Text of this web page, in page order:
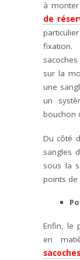
à
de
sur la
une
un
bouchon
Du côté
sangles
sous la
points de
Enfin, le
en